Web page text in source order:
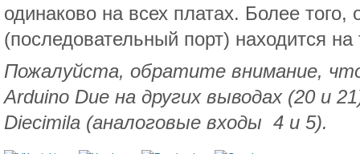
одинаково на всех платах. Более того,
(последовательный порт) находится
Пожалуйста, обратите внимание,
Arduino Due на других выводах (20 и
Diecimila (аналоговые входы 4 и 5).